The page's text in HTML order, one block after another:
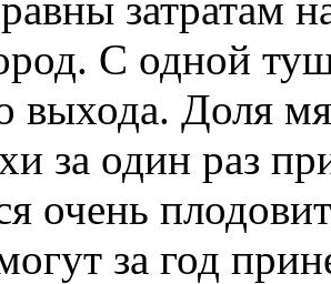
С одной
выхода. Доля
за один раз
очень
за год